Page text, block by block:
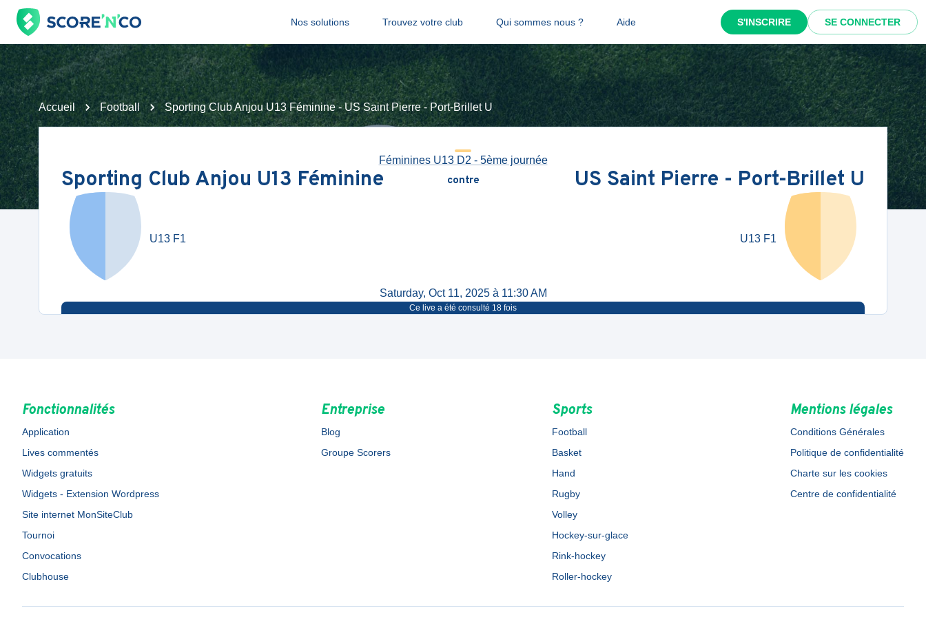
Nos solutions Trouvez votre club Qui sommes nous ? Aide S'INSCRIRE SE CONNECTER
Accueil Football Sporting Club Anjou U13 Féminine - US Saint Pierre - Port-Brillet U
Féminines U13 D2 - 5ème journée
Sporting Club Anjou U13 Féminine contre US Saint Pierre - Port-Brillet U
U13 F1 U13 F1
Saturday, Oct 11, 2025 à 11:30 AM
Ce live a été consulté 18 fois
Fonctionnalités
Application
Lives commentés
Widgets gratuits
Widgets - Extension Wordpress
Site internet MonSiteClub
Tournoi
Convocations
Clubhouse
Entreprise
Blog
Groupe Scorers
Sports
Football
Basket
Hand
Rugby
Volley
Hockey-sur-glace
Rink-hockey
Roller-hockey
Mentions légales
Conditions Générales
Politique de confidentialité
Charte sur les cookies
Centre de confidentialité